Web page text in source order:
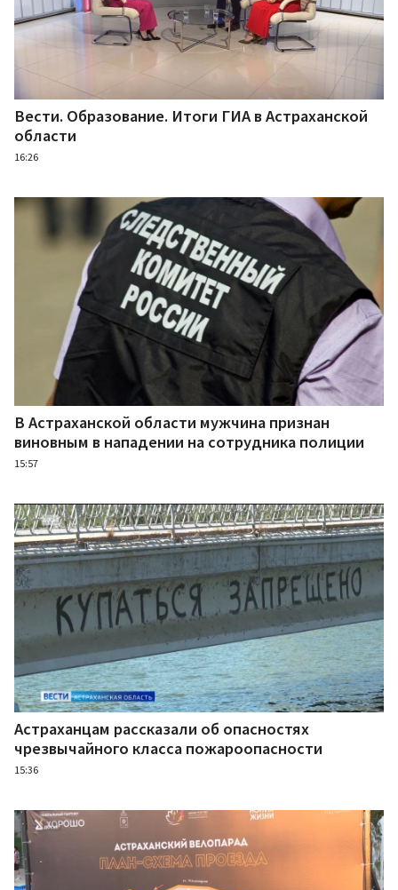
Вести. Образование. Итоги ГИА в Астраханской
области
16:26
В Астраханской области мужчина признан
виновным в нападении на сотрудника полиции
15:57
Астраханцам рассказали об опасностях
чрезвычайного класса пожароопасности
15:36